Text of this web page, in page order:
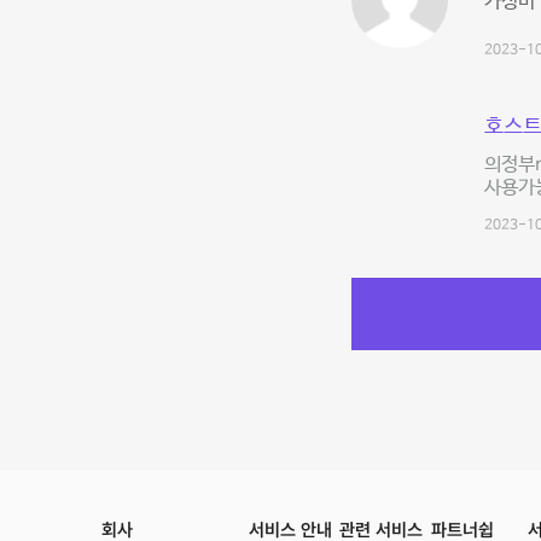
2023-
호스
의정부
사용가
2023-
회사 서비스 안내 관련 서비스 파트너쉽